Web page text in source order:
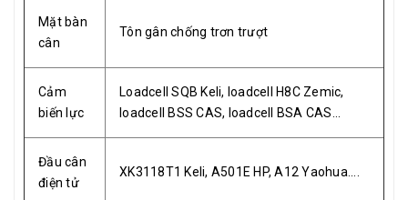
Mặt bàn
cân
Tôn gân chống trơn trượt
Cảm
biến lực
Loadcell SQB Keli, loadcell H8C Zemic,
loadcell BSS CAS, loadcell BSA CAS...
Đầu cân
điện tử
XK3118T1 Keli, A501E HP, A12 Yaohua....